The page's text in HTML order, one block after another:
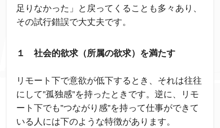
足りなかった」と戻ってくることも多々あり、
その試行錯誤で大丈夫です。
１ 社会的欲求（所属の欲求）を満たす
リモート下で意欲が低下するとき、それは往往
にして”孤独感”を持ったときです。逆に、リモ
ート下でも”つながり感”を持って仕事ができて
いる人には下のような特徴があります。